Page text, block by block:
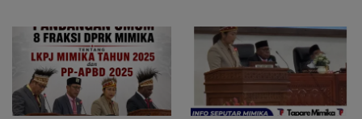
TETAPI SEJAUH MANA
MAMPU MENJAWAB
KEBUTUHAN MASYARAKAT
DAN RANPERDA PP- APBD
TAHUN ANGGARAN 2025